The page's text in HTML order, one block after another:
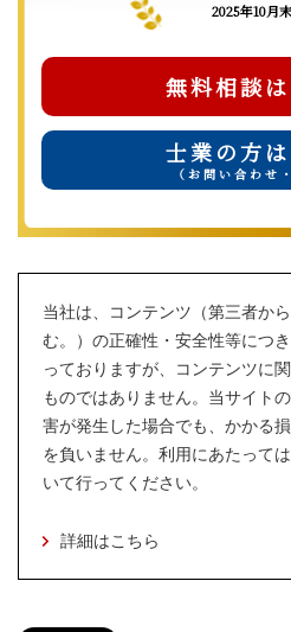
2025年10月
無料相談
士業の方
（お問い合わせ
当社は、コンテンツ（第三者か
む。）の正確性・安全性等につ
っておりますが、コンテンツに
ものではありません。当サイト
害が発生した場合でも、かかる
を負いません。利用にあたって
いて行ってください。
詳細はこちら